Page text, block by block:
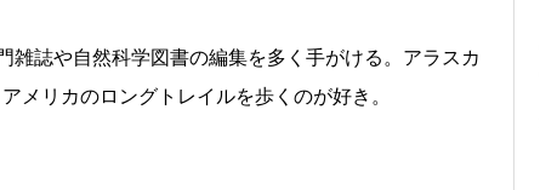
雑誌や自然科学図書の編集を多く手がける。アラスカ
メリカのロングトレイルを歩くのが好き。